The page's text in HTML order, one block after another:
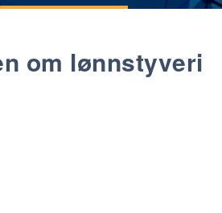
om lønnstyveri